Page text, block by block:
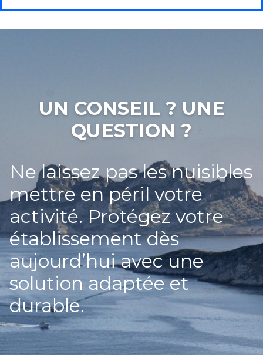
UN CONSEIL ? UNE
QUESTION ?
Ne laissez pas les nuisibles
mettre en péril votre
activité. Protégez votre
établissement dès
aujourd’hui avec une
solution adaptée et
durable.